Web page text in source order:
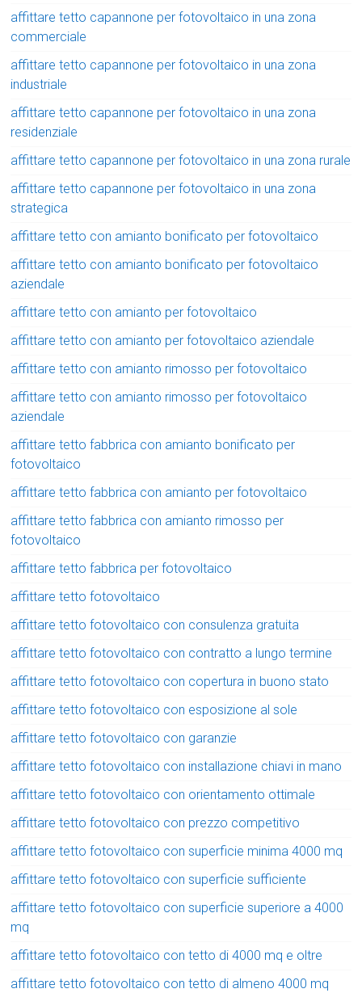
affittare tetto capannone per fotovoltaico in una zona
commerciale
affittare tetto capannone per fotovoltaico in una zona
industriale
affittare tetto capannone per fotovoltaico in una zona
residenziale
affittare tetto capannone per fotovoltaico in una zona rurale
affittare tetto capannone per fotovoltaico in una zona
strategica
affittare tetto con amianto bonificato per fotovoltaico
affittare tetto con amianto bonificato per fotovoltaico
aziendale
affittare tetto con amianto per fotovoltaico
affittare tetto con amianto per fotovoltaico aziendale
affittare tetto con amianto rimosso per fotovoltaico
affittare tetto con amianto rimosso per fotovoltaico
aziendale
affittare tetto fabbrica con amianto bonificato per
fotovoltaico
affittare tetto fabbrica con amianto per fotovoltaico
affittare tetto fabbrica con amianto rimosso per
fotovoltaico
affittare tetto fabbrica per fotovoltaico
affittare tetto fotovoltaico
affittare tetto fotovoltaico con consulenza gratuita
affittare tetto fotovoltaico con contratto a lungo termine
affittare tetto fotovoltaico con copertura in buono stato
affittare tetto fotovoltaico con esposizione al sole
affittare tetto fotovoltaico con garanzie
affittare tetto fotovoltaico con installazione chiavi in mano
affittare tetto fotovoltaico con orientamento ottimale
affittare tetto fotovoltaico con prezzo competitivo
affittare tetto fotovoltaico con superficie minima 4000 mq
affittare tetto fotovoltaico con superficie sufficiente
affittare tetto fotovoltaico con superficie superiore a 4000
mq
affittare tetto fotovoltaico con tetto di 4000 mq e oltre
affittare tetto fotovoltaico con tetto di almeno 4000 mq